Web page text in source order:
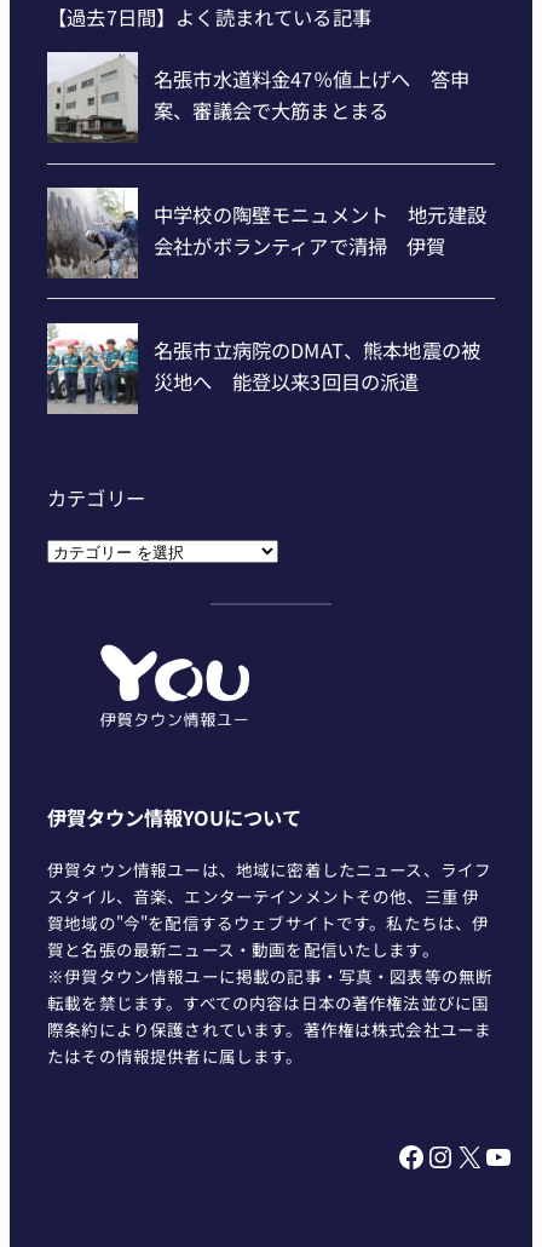
【過去7日間】よく読まれている記事
カテゴリー
カ
伊賀タウン情報YOUについて
伊賀タウン情報ユーは、地域に密着したニュース、ライフ
スタイル、音楽、エンターテインメントその他、三重 伊
賀地域の"今"を配信するウェブサイトです。私たちは、伊
賀と名張の最新ニュース・動画を配信いたします。
※伊賀タウン情報ユーに掲載の記事・写真・図表等の無断
転載を禁じます。すべての内容は日本の著作権法並びに国
際条約により保護されています。著作権は株式会社ユーま
たはその情報提供者に属します。
Facebook InstagramX YouTube